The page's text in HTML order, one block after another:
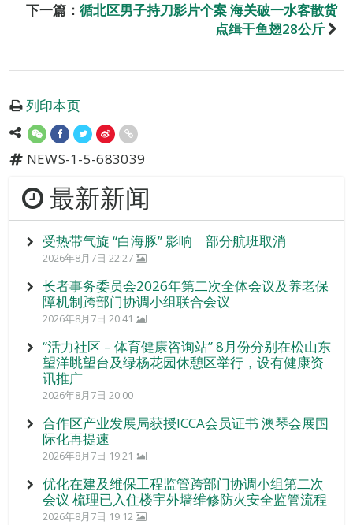
下一篇： 循北区男子持刀影片个案 海关破一水客散货
点缉干鱼翅28公斤
列印本页
NEWS-1-5-683039
最新新闻
受热带气旋 “白海豚” 影响 部分航班取消
2026年8月7日 22:27
长者事务委员会2026年第二次全体会议及养老保
障机制跨部门协调小组联合会议
2026年8月7日 20:41
“活力社区 – 体育健康咨询站” 8月份分别在松山东
望洋眺望台及绿杨花园休憩区举行，设有健康资
讯推广
2026年8月7日 20:00
合作区产业发展局获授ICCA会员证书 澳琴会展国
际化再提速
2026年8月7日 19:21
优化在建及维保工程监管跨部门协调小组第二次
会议 梳理已入住楼宇外墙维修防火安全监管流程
2026年8月7日 19:12